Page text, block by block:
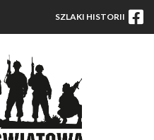
SZLAKI HISTORII